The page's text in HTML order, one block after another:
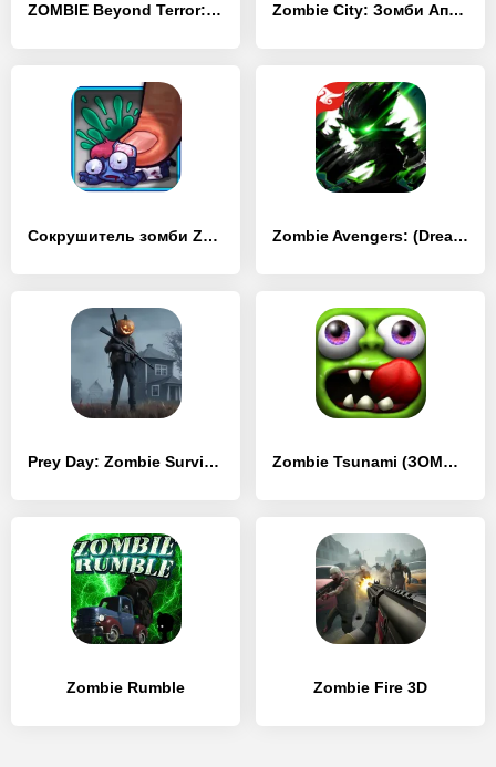
ZOMBIE Beyond Terror: FPS Шутер-игра на выживание Zombie City: Зомби Апокалипсис
Сокрушитель зомби Zombie Smash Zombie Avengers: (Dreamsky) Stickman War Z-зомби
Prey Day: Zombie Survival Zombie Tsunami (ЗОМБИ ЦУНАМИ)
Zombie Rumble Zombie Fire 3D